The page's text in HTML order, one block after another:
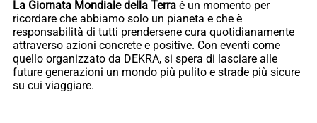
La Giornata Mondiale della Terra è un momento per
ricordare che abbiamo solo un pianeta e che è
responsabilità di tutti prendersene cura quotidianamente
attraverso azioni concrete e positive. Con eventi come
quello organizzato da DEKRA, si spera di lasciare alle
future generazioni un mondo più pulito e strade più sicure
su cui viaggiare.